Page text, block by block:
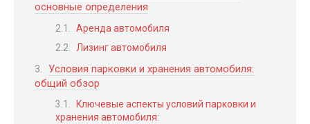
основные определения
Аренда автомобиля
Лизинг автомобиля
Условия парковки и хранения автомобиля:
общий обзор
Ключевые аспекты условий парковки и
хранения автомобиля: